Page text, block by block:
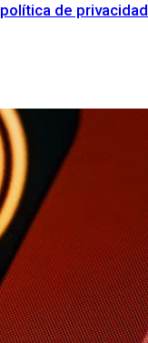
política de privacidad